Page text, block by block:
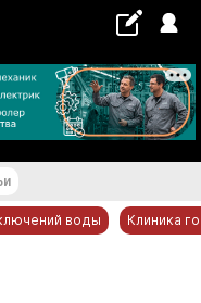
°С
воды Клиника